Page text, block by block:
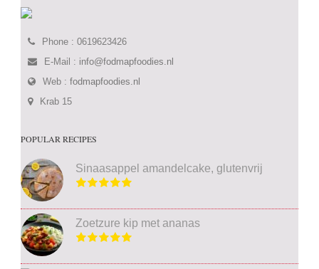
Phone : 0619623426
E-Mail : info@fodmapfoodies.nl
Web :fodmapfoodies.nl
Krab 15
POPULAR RECIPES
Sinaasappel amandelcake, glutenvrij
Zoetzure kip met ananas